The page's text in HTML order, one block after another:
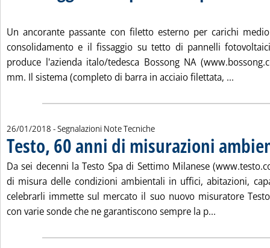
. Pubblicata venerdì 26 gennaio 2018 alle 11.49.
Un ancorante passante con filetto esterno per carichi
consolidamento e il fissaggio su tetto di pannelli
produce l'azienda italo/tedesca Bossong NA
mm. Il sistema (completo di barra in acciaio filettata, ...
26/01/2018 - Segnalazioni Note Tecniche
Testo, 60 anni di misurazioni
Da sei decenni la Testo Spa di Settimo Milanese
di misura delle condizioni ambientali in uffici, abitazioni,
celebrarli immette sul mercato il suo nuovo misuratore
con varie sonde che ne garantiscono sempre la p...